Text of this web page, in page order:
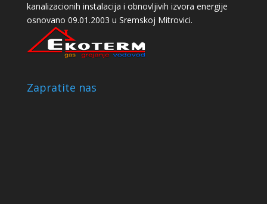
kanalizacionih instalacija i obnovljivih izvora energije
osnovano 09.01.2003 u Sremskoj Mitrovici.
Zapratite nas